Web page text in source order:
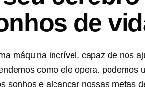
de
máquina incrível, capaz de nos
como ele opera, podemos
sonhos e alcançar nossas metas